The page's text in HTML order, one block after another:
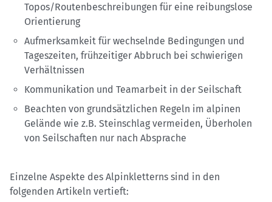
Topos/Routenbeschreibungen für eine reibungslose
Orientierung
Aufmerksamkeit für wechselnde Bedingungen und
Tageszeiten, frühzeitiger Abbruch bei schwierigen
Verhältnissen
Kommunikation und Teamarbeit in der Seilschaft
Beachten von grundsätzlichen Regeln im alpinen
Gelände wie z.B. Steinschlag vermeiden, Überholen
von Seilschaften nur nach Absprache
Einzelne Aspekte des Alpinkletterns sind in den
folgenden Artikeln vertieft: